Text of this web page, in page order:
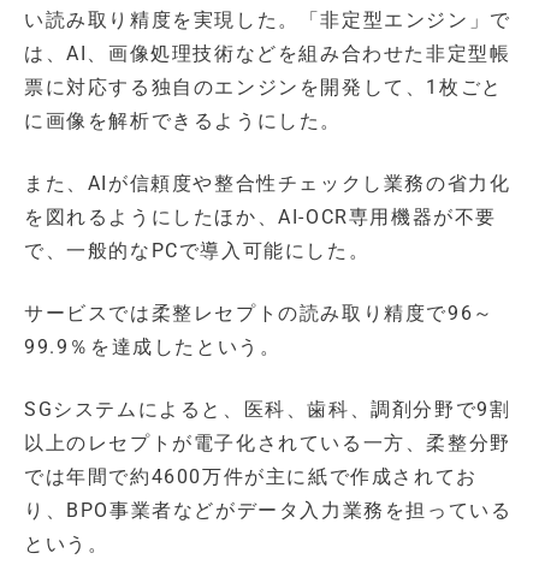
い読み取り精度を実現した。「非定型エンジン」で
は、AI、画像処理技術などを組み合わせた非定型帳
票に対応する独自のエンジンを開発して、1枚ごと
に画像を解析できるようにした。
また、AIが信頼度や整合性チェックし業務の省力化
を図れるようにしたほか、AI-OCR専用機器が不要
で、一般的なPCで導入可能にした。
サービスでは柔整レセプトの読み取り精度で96～
99.9％を達成したという。
SGシステムによると、医科、歯科、調剤分野で9割
以上のレセプトが電子化されている一方、柔整分野
では年間で約4600万件が主に紙で作成されてお
り、BPO事業者などがデータ入力業務を担っている
という。